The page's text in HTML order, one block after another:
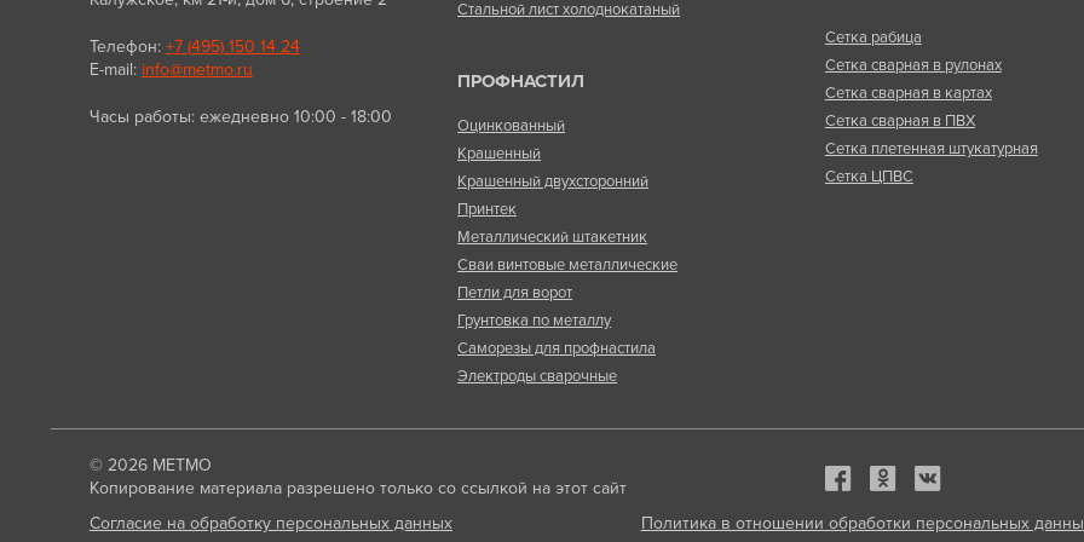
Телефон: +7 (495) 150 14 24
E-mail: info@metmo.ru
Часы работы: ежедневно 10:00 - 18:00
Стальной лист холоднокатаный
ПРОФНАСТИЛ
Оцинкованный
Крашенный
Крашенный двухсторонний
Принтек
Металлический штакетник
Сваи винтовые металлические
Петли для ворот
Грунтовка по металлу
Саморезы для профнастила
Электроды сварочные
Сетка рабица
Сетка сварная в рулонах
Сетка сварная в картах
Сетка сварная в ПВХ
Сетка плетенная штукатурная
Сетка ЦПВС
© 2026 МЕТМО
Копирование материала разрешено только со ссылкой на этот сайт
Согласие на обработку персональных данных
Политика в отношении обработки персональных